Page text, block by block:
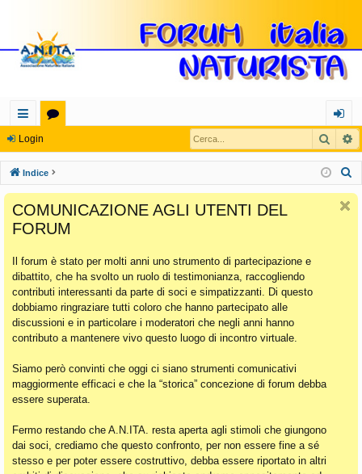
oll
eg
a
m
en
ti
Ra
pi
di
u
m
og
in
Login Cerca
Indice
COMUNICAZIONE AGLI UTENTI DEL
FORUM
Il forum è stato per molti anni uno strumento di partecipazione e
dibattito, che ha svolto un ruolo di testimonianza, raccogliendo
contributi interessanti da parte di soci e simpatizzanti. Di questo
dobbiamo ringraziare tutti coloro che hanno partecipato alle
discussioni e in particolare i moderatori che negli anni hanno
contributo a mantenere vivo questo luogo di incontro virtuale.
Siamo però convinti che oggi ci siano strumenti comunicativi
maggiormente efficaci e che la “storica” concezione di forum debba
essere superata.
Fermo restando che A.N.ITA. resta aperta agli stimoli che giungono
dai soci, crediamo che questo confronto, per non essere fine a sé
stesso e per poter essere costruttivo, debba essere riportato in altri